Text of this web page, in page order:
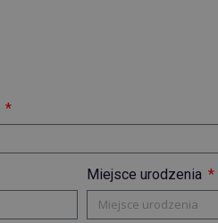
Miejsce urodzenia